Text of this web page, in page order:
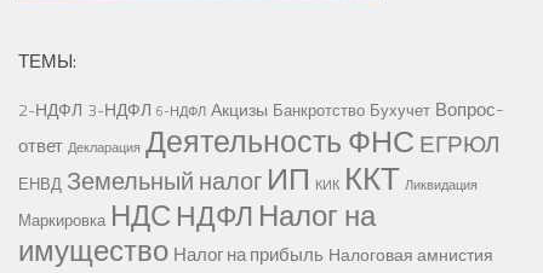
ТЕМЫ:
2-НДФЛ 3-НДФЛ 6-НДФЛ Акцизы Банкротство Бухучет Вопрос-
ответ Декларация Деятельность ФНС ЕГРЮЛ
ЕНВД Земельный налог ИП КИК ККТ Ликвидация
Маркировка НДС НДФЛ Налог на
имущество Налог на прибыль Налоговая амнистия